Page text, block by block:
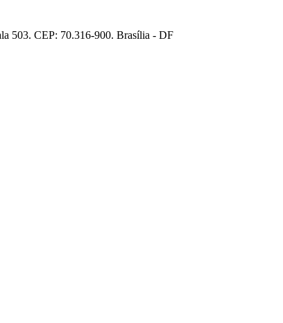
503. CEP: 70.316-900. Brasília - DF